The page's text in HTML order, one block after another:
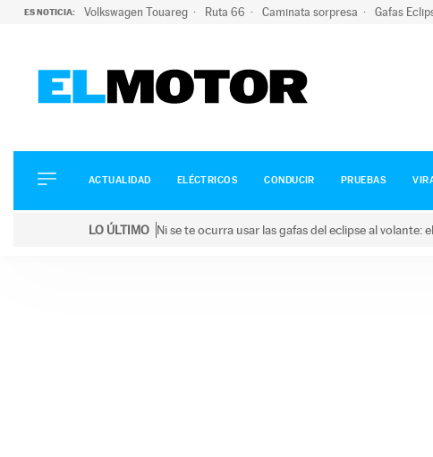
ES NOTICIA: Volkswagen Touareg Ruta 66 Caminata sorpresa Gafas
ELÉCTRICOS
CONDUCIR
ACTUALIDAD ELÉCTRICOS CONDUCIR PRUEBAS
LO ÚLTIMO Ni se te ocurra usar las gafas del eclipse al